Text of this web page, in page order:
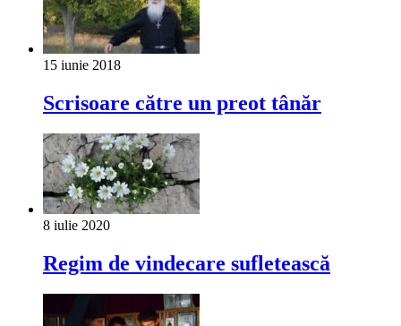
15 iunie 2018
Scrisoare către un preot tânăr
8 iulie 2020
Regim de vindecare sufletească